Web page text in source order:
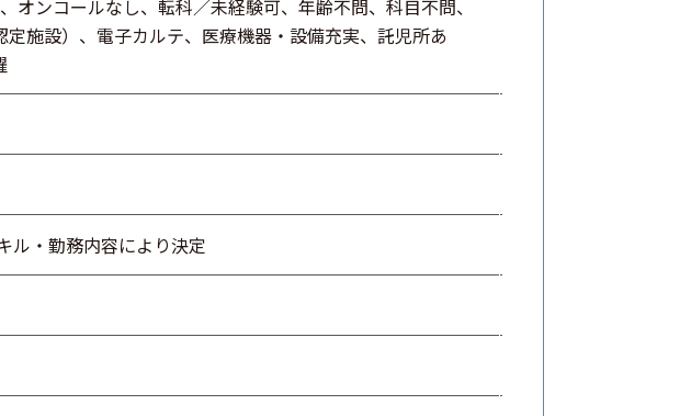
ンコールなし、転科／未経験可、年齢不問、科目不問、
施設）、電子カルテ、医療機器・設備充実、託児所あ
・勤務内容により決定